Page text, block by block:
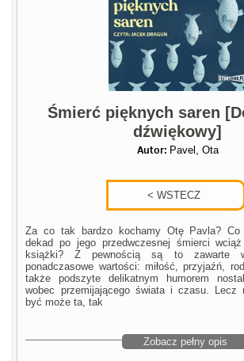
Śmierć pięknych saren
dźwiękowy]
Autor: Pavel, Ota
Za co tak bardzo kochamy Otę Pavla?
dekad po jego przedwczesnej śmierci
książki? Z pewnością są to zawarte
ponadczasowe wartości: miłość, przyjaźń,
także podszyte delikatnym humorem
wobec przemijającego świata i czasu. Lecz
być może ta, tak
Zobacz pełny opis